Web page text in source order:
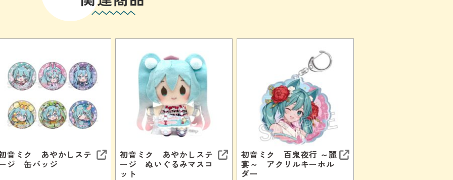
音ミク あやかしステ
ジ 缶バッジ
初音ミク あやかしステ
ージ ぬいぐるみマスコ
ット
初音ミク 百鬼夜行 ～麗
宴～ アクリルキーホル
ダー